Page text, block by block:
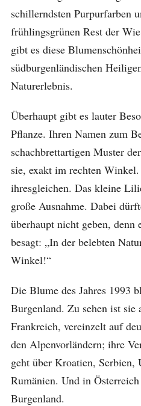
schillerndsten Purpurfarben
frühlingsgrünen Rest der
gibt es diese
südburgenländischen
Naturerlebnis.
Überhaupt gibt es lauter
Pflanze. Ihren Namen zum
schachbrettartigen Muster
sie, exakt im rechten
ihresgleichen. Das kleine
große Ausnahme. Dabei
überhaupt nicht geben,
besagt: „In der belebten
Winkel!“
Die Blume des Jahres 1993
Burgenland. Zu sehen ist sie
Frankreich, vereinzelt auf
den Alpenvorländern; ihre
geht über Kroatien, Serbien,
Rumänien. Und in
Burgenland.